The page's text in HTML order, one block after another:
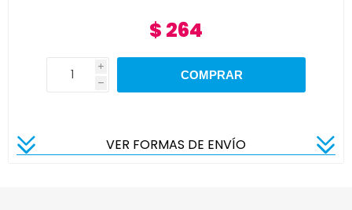
$ 264
i
h
VER FORMAS DE ENVÍO